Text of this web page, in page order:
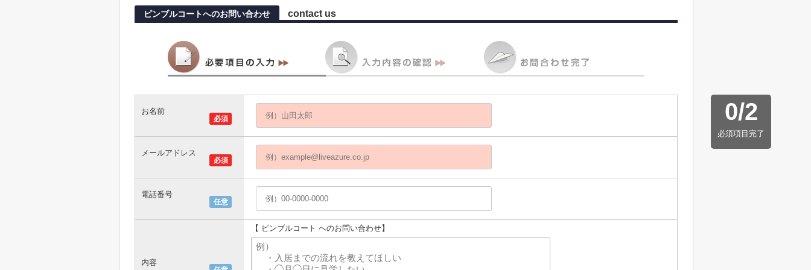
ピンブルコートへのお問い合わせ contact us
0/2
必須項目完了
必須
お名前
必須
メールアドレス
任意
電話番号
内容
【 ピンブルコート へのお問い合わせ】